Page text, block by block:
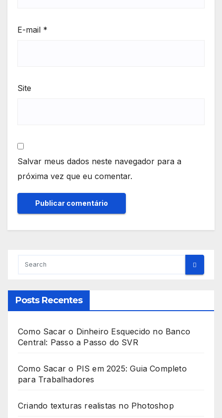
E-mail *
Site
Salvar meus dados neste navegador para a
próxima vez que eu comentar.
Posts Recentes
Como Sacar o Dinheiro Esquecido no Banco
Central: Passo a Passo do SVR
Como Sacar o PIS em 2025: Guia Completo
para Trabalhadores
Criando texturas realistas no Photoshop